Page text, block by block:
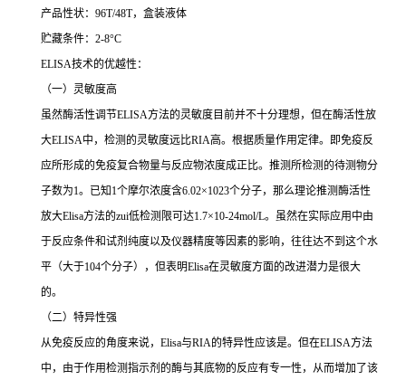
产品性状： 96T/48T，盒装液体
贮藏条件： 2-8°C
ELISA技术的优越性：
（一）灵敏度高
虽然酶活性调节ELISA方法的灵敏度目前并不十分理想，但在酶活性放
大ELISA中，检测的灵敏度远比RIA高。根据质量作用定律。即免疫反
应所形成的免疫复合物量与反应物浓度成正比。推测所检测的待测物分
子数为1。已知 1个摩尔浓度含6.02×1023个分子，那么理论推测酶活性
放大Elisa方法的zui低检测限可达1.7×10-24mol/L。虽然在实际应用中由
于反应条件和试剂纯度以及仪器精度等因素的影响，往往达不到这个水
平（大于104个分子），但表明Elisa在灵敏度方面的改进潜力是很大
的。
（二）特异性强
从免疫反应的角度来说， Elisa与RIA的特异性应该是。但在ELISA方法
中，由于作用检测指示剂的酶与其底物的反应有专一性，从而增加了该